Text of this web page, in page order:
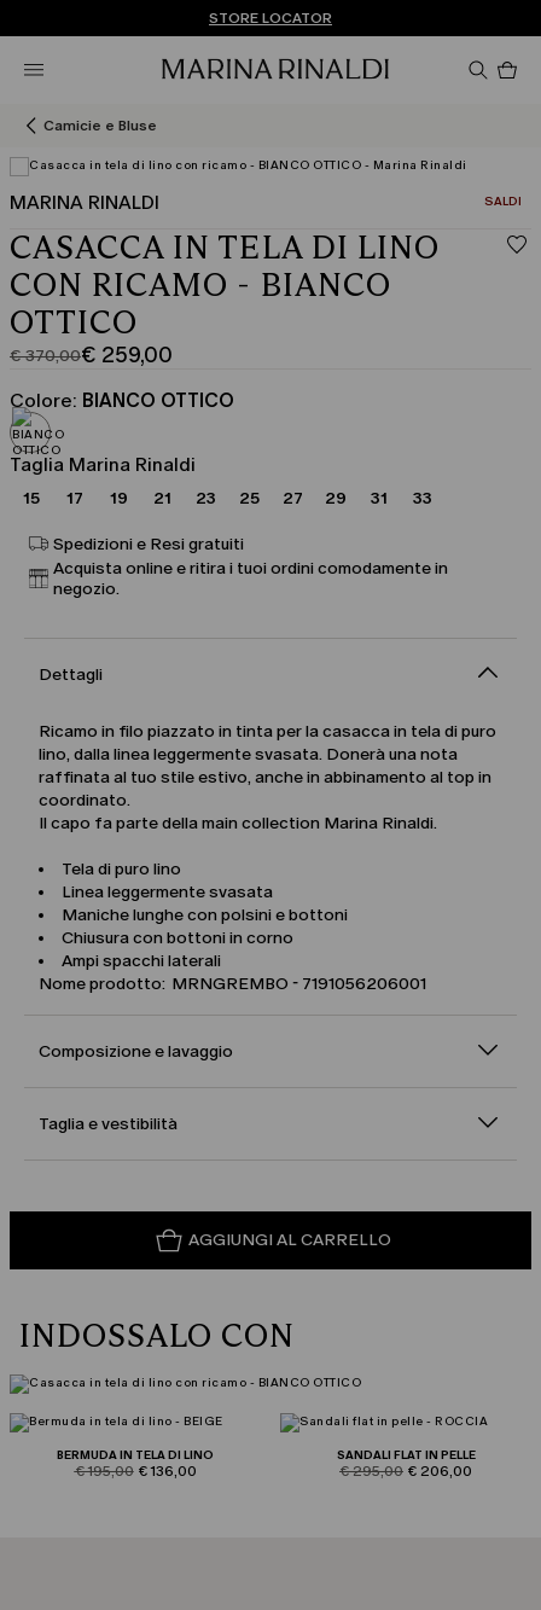
SPEDIZIONI E RESI GRATUITI
Non hai un MyAccount? REGISTRATI SUBITO
STORE LOCATOR
Camicie e Bluse
MARINA RINALDI SALDI
CASACCA IN TELA DI LINO
CON RICAMO - BIANCO
OTTICO
€ 370,00
Prezzo
originale
€
370,00
€ 259,00
Prezzo
corrente
€
259,00
Colore: BIANCO OTTICO
Taglia Marina Rinaldi
15 17 19 21 23 25 27 29 31 33
Spedizioni e Resi gratuiti
Acquista online e ritira i tuoi ordini comodamente in
negozio.
Dettagli
Ricamo in filo piazzato in tinta per la casacca in tela di puro
lino, dalla linea leggermente svasata. Donerà una nota
raffinata al tuo stile estivo, anche in abbinamento al top in
coordinato.
Il capo fa parte della main collection Marina Rinaldi.
Tela di puro lino
Linea leggermente svasata
Maniche lunghe con polsini e bottoni
Chiusura con bottoni in corno
Ampi spacchi laterali
Nome prodotto: MRNGREMBO - 7191056206001
Composizione e lavaggio
Taglia e vestibilità
AGGIUNGI AL CARRELLO
INDOSSALO CON
BERMUDA IN TELA DI LINO
product.price.original
€ 195,00 product.price.sale
€ 136,00
SANDALI FLAT IN PELLE
product.price.original
€ 295,00 product.price.sale
€ 206,00